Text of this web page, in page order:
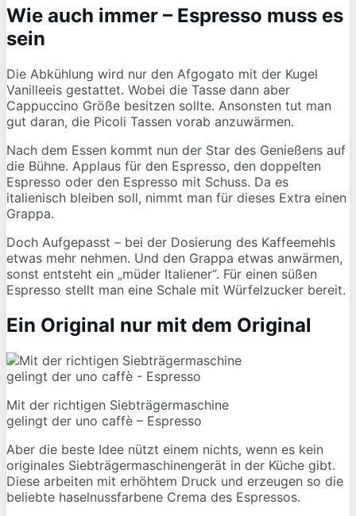
Wie auch immer – Espresso muss es
sein
Die Abkühlung wird nur den Afgogato mit der Kugel
Vanilleeis gestattet. Wobei die Tasse dann aber
Cappuccino Größe besitzen sollte. Ansonsten tut man
gut daran, die Picoli Tassen vorab anzuwärmen.
Nach dem Essen kommt nun der Star des Genießens auf
die Bühne. Applaus für den Espresso, den doppelten
Espresso oder den Espresso mit Schuss. Da es
italienisch bleiben soll, nimmt man für dieses Extra einen
Grappa.
Doch Aufgepasst – bei der Dosierung des Kaffeemehls
etwas mehr nehmen. Und den Grappa etwas anwärmen,
sonst entsteht ein „müder Italiener“. Für einen süßen
Espresso stellt man eine Schale mit Würfelzucker bereit.
Ein Original nur mit dem Original
Mit der richtigen Siebträgermaschine
gelingt der uno caffè – Espresso
Aber die beste Idee nützt einem nichts, wenn es kein
originales Siebträgermaschinengerät in der Küche gibt.
Diese arbeiten mit erhöhtem Druck und erzeugen so die
beliebte haselnussfarbene Crema des Espressos.